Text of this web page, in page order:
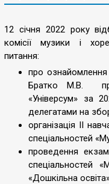
12 січня 2022 року
комісії музики і
питання:
про ознайомлення
Братко М.В.
«Універсум» за
делегатами на
організація ІІ
спеціальностей
проведення
спеціальностей
«Дошкільна